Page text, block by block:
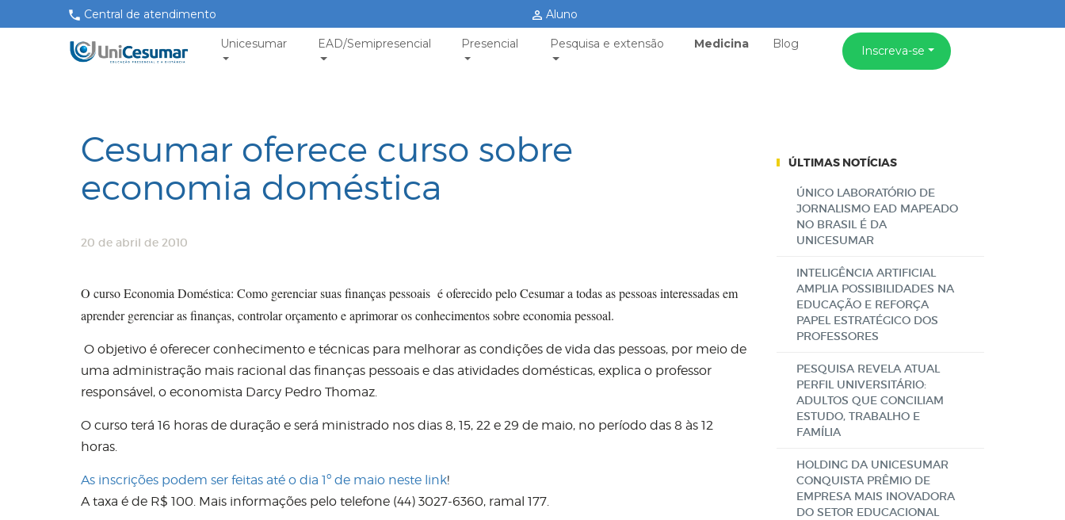
Central de atendimento Aluno
Unicesumar EAD/Semipresencial Presencial Pesquisa e extensão Medicina Blog Inscreva-se
Cesumar oferece curso sobre
economia doméstica
20 de abril de 2010
O curso Economia Doméstica: Como gerenciar suas finanças pessoais é oferecido pelo Cesumar a todas as pessoas interessadas em
aprender gerenciar as finanças, controlar orçamento e aprimorar os conhecimentos sobre economia pessoal.
O objetivo é oferecer conhecimento e técnicas para melhorar as condições de vida das pessoas, por meio de
uma administração mais racional das finanças pessoais e das atividades domésticas, explica o professor
responsável, o economista Darcy Pedro Thomaz.
O curso terá 16 horas de duração e será ministrado nos dias 8, 15, 22 e 29 de maio, no período das 8 às 12
horas.
As inscrições podem ser feitas até o dia 1º de maio neste link!
A taxa é de R$ 100. Mais informações pelo telefone (44) 3027-6360, ramal 177.
ÚLTIMAS NOTÍCIAS
ÚNICO LABORATÓRIO DE
JORNALISMO EAD MAPEADO
NO BRASIL É DA
UNICESUMAR
INTELIGÊNCIA ARTIFICIAL
AMPLIA POSSIBILIDADES NA
EDUCAÇÃO E REFORÇA
PAPEL ESTRATÉGICO DOS
PROFESSORES
PESQUISA REVELA ATUAL
PERFIL UNIVERSITÁRIO:
ADULTOS QUE CONCILIAM
ESTUDO, TRABALHO E
FAMÍLIA
HOLDING DA UNICESUMAR
CONQUISTA PRÊMIO DE
EMPRESA MAIS INOVADORA
DO SETOR EDUCACIONAL